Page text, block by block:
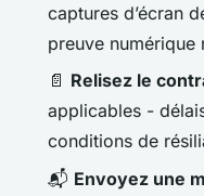
captures d’écran
preuve numérique
📄 Relisez le
applicables -
conditions de
📬 Envoyez une